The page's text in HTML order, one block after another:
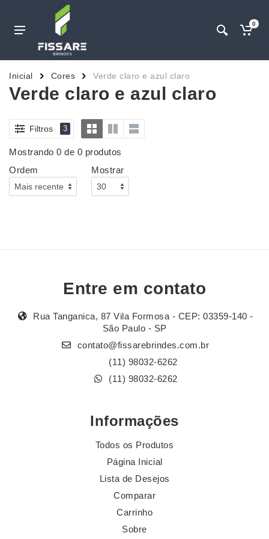
0
Inicial Cores Verde claro e azul claro
Verde claro e azul claro
Filtros 3
Mostrando 0 de 0 produtos
Ordem
Mostrar
Entre em contato
Rua Tanganica, 87 Vila Formosa - CEP: 03359-140 -
São Paulo - SP
contato@fissarebrindes.com.br
(11) 98032-6262
(11) 98032-6262
Informações
Todos os Produtos
Página Inicial
Lista de Desejos
Comparar
Carrinho
Sobre